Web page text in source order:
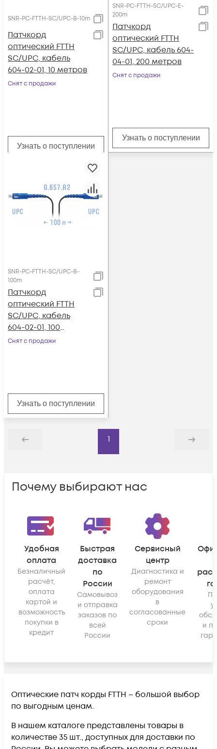
SNR-PC-FTTH-SC/UPC-B-10m
Патчкорд
оптический FTTH
SC/UPC, кабель
604-02-01, 10 метров
Снят с продажи
Узнать о поступлении
SNR-PC-FTTH-SC/UPC-E-
200m
Патчкорд
оптический FTTH
SC/UPC, кабель 604-
04-01, 200 метров
Снят с продажи
Узнать о поступлении
SNR-PC-FTTH-SC/UPC-B-
100m
Патчкорд
оптический FTTH
SC/UPC, кабель
604-02-01, 100
метров
Снят с продажи
Узнать о поступлении
Назад
1
Дальше
Почему выбирают нас
Удобная
оплата
Безналичный
расчёт,
оплата
картой и
возможность
покупки в
кредит
Быстрая
доставка
по
России
Самовывоз
и отправка
заказов по
всей
России
Сервисный
центр
Диагностика и
ремонт
оборудования
в
согласованные
сроки
и
Оптические патч корды FTTH – большой выбор
по выгодным ценам.
В нашем каталоге представлены товары в
количестве 35 шт., доступных для доставки по